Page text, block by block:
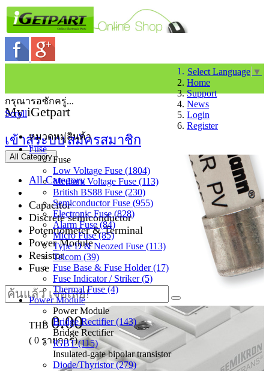
Select Language ▼
Home
Support
News
Login
Register
My iGetpart
เข้าสู่ระบบสมัครสมาชิก
All Category
All Category
Capacitor
Discrete semiconductor
Potentiometer & Terminal
Power Module
Resistor
Fuse
THB 0.00
( 0 รายการ)
กรุณารอซักครู่...
Scroll
หมวดหมู่สินค้า
Fuse
Fuse
Low Voltage Fuse (1804)
Medium Voltage Fuse (113)
British BS88 Fuse (230)
Semiconductor Fuse (955)
Electronic Fuse (828)
Alarm Fuse (84)
Micro Fuse (85)
Type D & Neozed Fuse (113)
Telcom (39)
Fuse Base & Fuse Holder (17)
Fuse Indicator / Striker (5)
Thermal Fuse (4)
Power Module
Power Module
Bridge Rectifier (143)
Bridge Rectifier
IGBT (115)
Insulated-gate bipolar transistor
Diode/Thyristor (279)